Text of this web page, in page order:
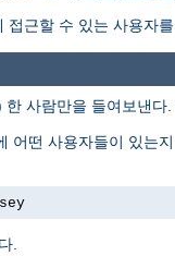
접근할 수 있는 사용자
한 사람만을 들여보낸다
어떤 사용자들이 있는
.